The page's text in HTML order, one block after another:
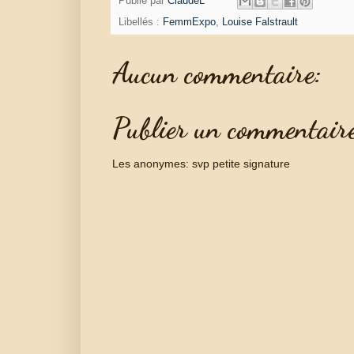
Libellés : FemmExpo Louise Falstrault
Aucun commentaire:
Publier un
Les anonymes: svp petite signature